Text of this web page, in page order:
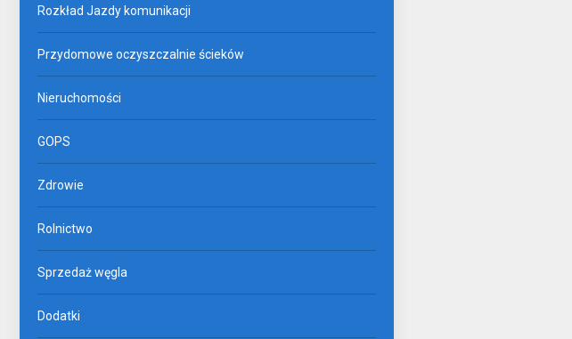
Rozkład Jazdy komunikacji
Przydomowe oczyszczalnie ścieków
Nieruchomości
GOPS
Zdrowie
Rolnictwo
Sprzedaż węgla
Dodatki